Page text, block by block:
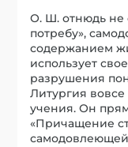
О. Ш. отнюдь не
потребу»,
содержанием
использует
разрушения
Литургия
учения. Он
«Причащение